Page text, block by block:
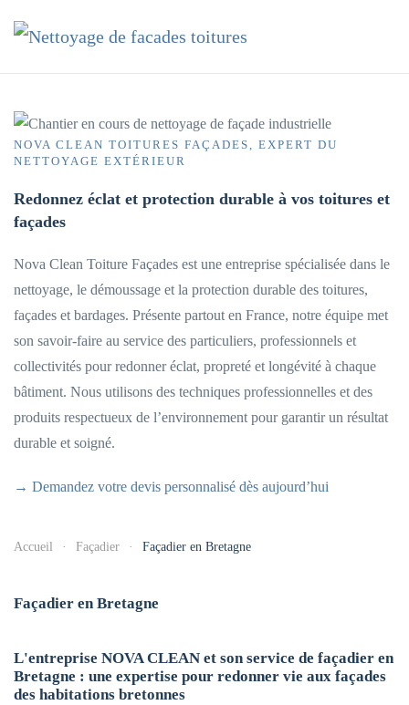
Accéder au contenu principal
NOVA CLEAN TOITURES FAÇADES, EXPERT DU
NETTOYAGE EXTÉRIEUR
Redonnez éclat et protection durable à vos toitures et
façades
Nova Clean Toiture Façades est une entreprise spécialisée dans le
nettoyage, le démoussage et la protection durable des toitures,
façades et bardages. Présente partout en France, notre équipe met
son savoir-faire au service des particuliers, professionnels et
collectivités pour redonner éclat, propreté et longévité à chaque
bâtiment. Nous utilisons des techniques professionnelles et des
produits respectueux de l’environnement pour garantir un résultat
durable et soigné.
→ Demandez votre devis personnalisé dès aujourd’hui
Accueil Façadier Façadier en Bretagne
Façadier en Bretagne
L'entreprise NOVA CLEAN et son service de façadier en
Bretagne : une expertise pour redonner vie aux façades
des habitations bretonnes